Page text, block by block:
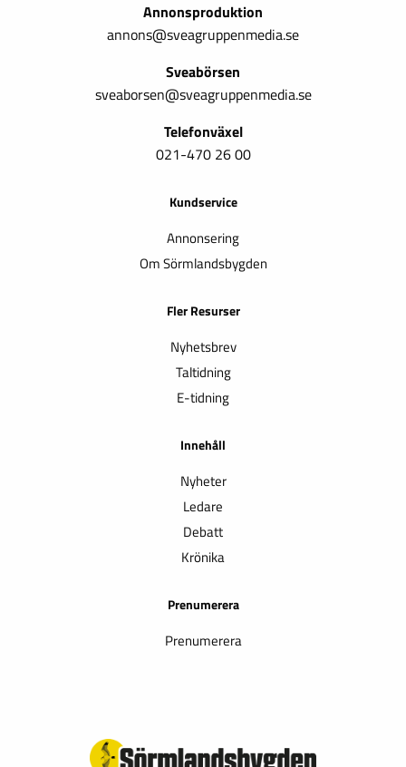
Annonsproduktion
annons@sveagruppenmedia.se
Sveabörsen
sveaborsen@sveagruppenmedia.se
Telefonväxel
021-470 26 00
Kundservice
Annonsering
Om Sörmlandsbygden
Fler Resurser
Nyhetsbrev
Taltidning
E-tidning
Innehåll
Nyheter
Ledare
Debatt
Krönika
Prenumerera
Prenumerera